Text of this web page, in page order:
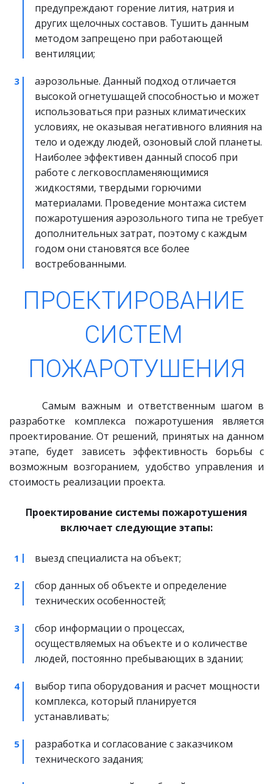
предупреждают горение лития, натрия и
других щелочных составов. Тушить данным
методом запрещено при работающей
вентиляции;
аэрозольные. Данный подход отличается
высокой огнетушащей способностью и может
использоваться при разных климатических
условиях, не оказывая негативного влияния на
тело и одежду людей, озоновый слой планеты.
Наиболее эффективен данный способ при
работе с легковоспламеняющимися
жидкостями, твердыми горючими
материалами. Проведение монтажа систем
пожаротушения аэрозольного типа не требует
дополнительных затрат, поэтому с каждым
годом они становятся все более
востребованными.
ПРОЕКТИРОВАНИЕ
СИСТЕМ
ПОЖАРОТУШЕНИЯ
Самым важным и ответственным шагом в
разработке комплекса пожаротушения является
проектирование. От решений, принятых на данном
этапе, будет зависеть эффективность борьбы с
возможным возгоранием, удобство управления и
стоимость реализации проекта.
включает следующие этапы:
выезд специалиста на объект;
сбор данных об объекте и определение
технических особенностей;
сбор информации о процессах,
осуществляемых на объекте и о количестве
людей, постоянно пребывающих в здании;
выбор типа оборудования и расчет мощности
комплекса, который планируется
устанавливать;
разработка и согласование с заказчиком
технического задания;